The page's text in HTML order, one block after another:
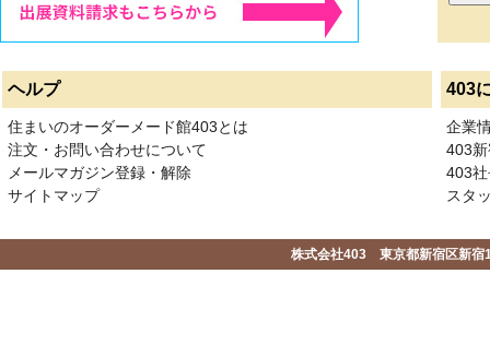
ヘルプ 403
住まいのオーダーメード館403とは
注文・お問い合わせについて
メールマガジン登録・解除
サイトマップ
企業
403
403
スタ
株式会社403 東京都新宿区新